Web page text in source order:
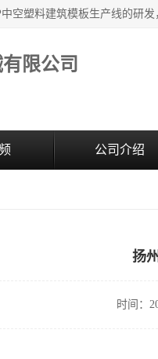
限公司
公司介绍
扬
时间：